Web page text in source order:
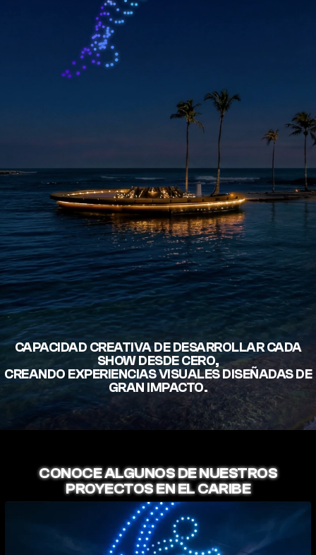
CAPACIDAD CREATIVA DE DESARROLLAR CADA
SHOW DESDE CERO,
CREANDO EXPERIENCIAS VISUALES DISEÑADAS DE
GRAN IMPACTO.
CONOCE ALGUNOS DE NUESTROS
PROYECTOS EN EL CARIBE